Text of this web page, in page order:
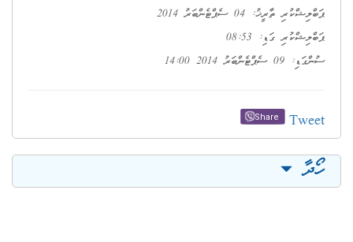
ޕަބްލިޝްކުރި ތާރީޚު: 04 ސެޕްޓެންބަރު 2014
ޕަބްލިޝްކުރި ގަޑި: 08:53
ސުންގަޑި: 09 ސެޕްޓެންބަރު 2014 14:00
Tweet
Share
ހޯދާ